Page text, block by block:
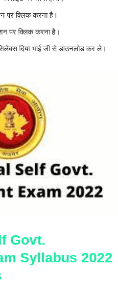
पर क्लिक करना है।
पर क्लिक करना है।
दिया भाई जी से डाउनलोड कर ले।
Govt.
Syllabus 2022